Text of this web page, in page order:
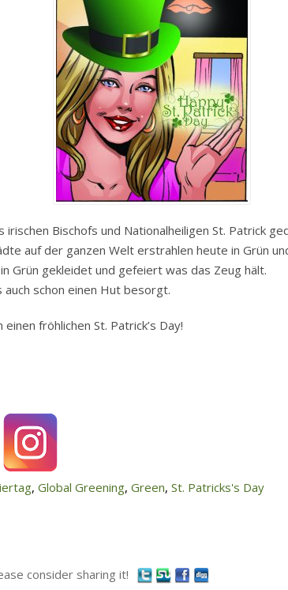
irischen Bischofs und Nationalheiligen St. Patrick
auf der ganzen Welt erstrahlen heute in Grün
Grün gekleidet und gefeiert was das Zeug hält.
auch schon einen Hut besorgt.
fröhlichen St. Patrick’s Day!
, Global Greening, Green, St. Patricks's Day
consider sharing it!